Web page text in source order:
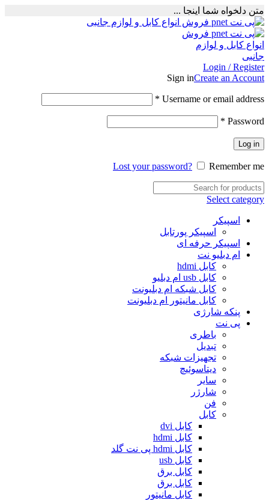
متن دلخواه شما اینجا ...
Login / Register
Sign inCreate an Account
Username or email address
*
Password
*
Log in
Lost your password? Remember me
Select category
اسپیکر
اسپیکر پورتابل
اسپیکر حرفه ای
ام دبلیو نت
کابل hdmi
کابل usb ام دبلیو
کابل شبکه ام دبلیونت
کابل مانیتور ام دبلیونت
پنکه شارژی
پی نت
باطری
تبدیل
تجهیزات شبکه
دیتاسوئیچ
سایر
شارژر
فن
کابل
کابل dvi
کابل hdmi
کابل hdmi پی نت گلد
کابل usb
کابل برق
کابل برق
کابل مانیتور